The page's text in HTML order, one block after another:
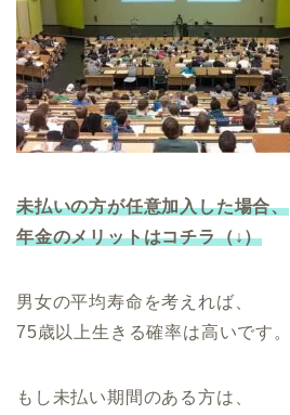
未払いの方が任意加入した場合、
年金のメリットはコチラ（↓）
男女の平均寿命を考えれば、
75歳以上生きる確率は高いです。
もし未払い期間のある方は、